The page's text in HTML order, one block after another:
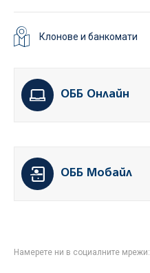
Клонове и банкомати
ОББ Онлайн
ОББ Мобайл
Намерете ни в социалните мрежи: